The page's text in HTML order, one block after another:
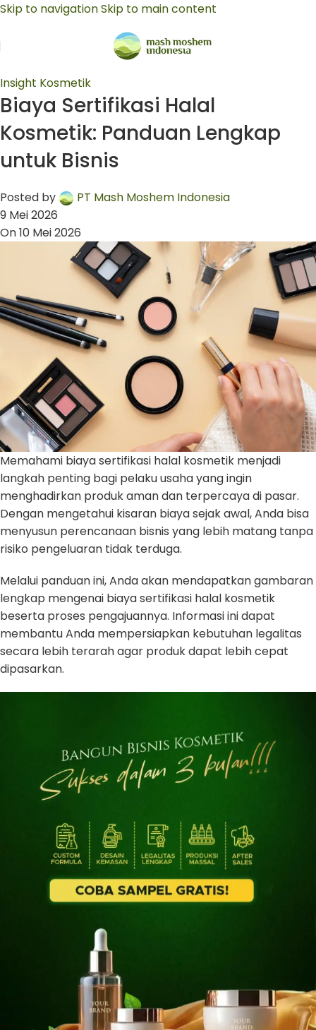
Skip to navigationSkip to main content
Insight Kosmetik
Biaya Sertifikasi Halal
Kosmetik: Panduan Lengkap
untuk Bisnis
Posted by
PT Mash Moshem Indonesia
9 Mei 2026
On 10 Mei 2026
Memahami biaya sertifikasi halal kosmetik menjadi
langkah penting bagi pelaku usaha yang ingin
menghadirkan produk aman dan terpercaya di pasar.
Dengan mengetahui kisaran biaya sejak awal, Anda bisa
menyusun perencanaan bisnis yang lebih matang tanpa
risiko pengeluaran tidak terduga.
Melalui panduan ini, Anda akan mendapatkan gambaran
lengkap mengenai biaya sertifikasi halal kosmetik
beserta proses pengajuannya. Informasi ini dapat
membantu Anda mempersiapkan kebutuhan legalitas
secara lebih terarah agar produk dapat lebih cepat
dipasarkan.